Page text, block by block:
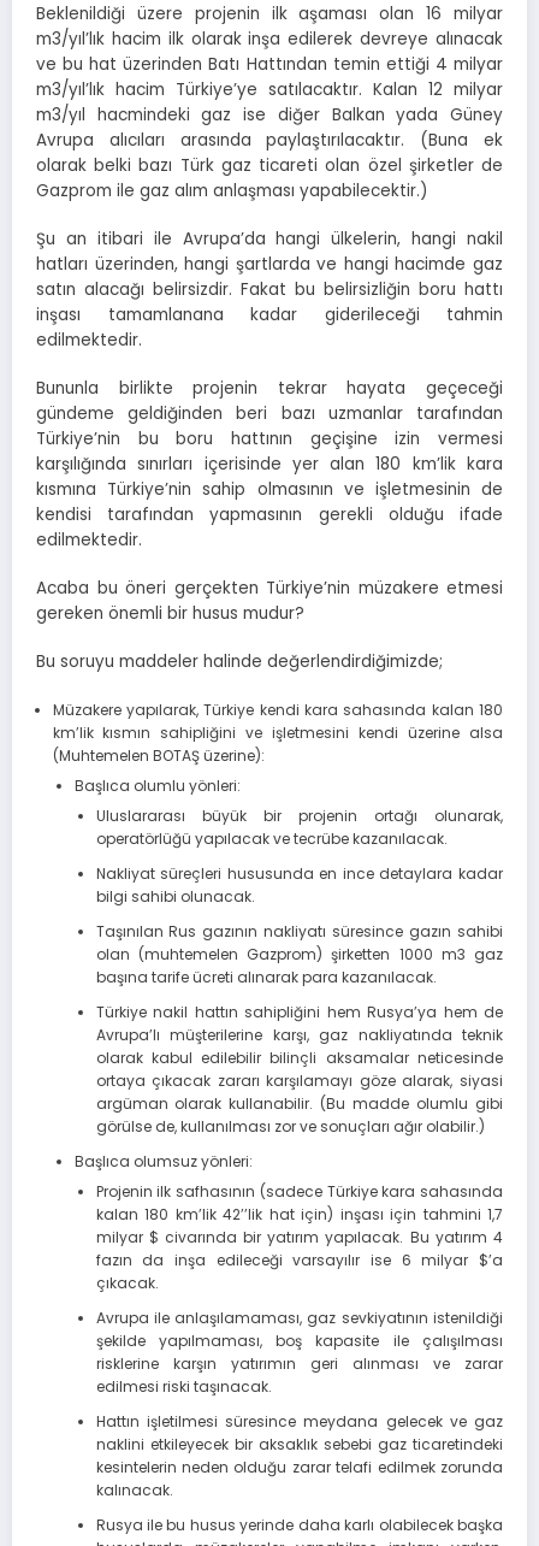
Beklenildiği üzere projenin ilk aşaması olan 16 milyar
m3/yıl’lık hacim ilk olarak inşa edilerek devreye alınacak
ve bu hat üzerinden Batı Hattından temin ettiği 4 milyar
m3/yıl’lık hacim Türkiye’ye satılacaktır. Kalan 12 milyar
m3/yıl hacmindeki gaz ise diğer Balkan yada Güney
Avrupa alıcıları arasında paylaştırılacaktır. (Buna ek
olarak belki bazı Türk gaz ticareti olan özel şirketler de
Gazprom ile gaz alım anlaşması yapabilecektir.)
Şu an itibari ile Avrupa’da hangi ülkelerin, hangi nakil
hatları üzerinden, hangi şartlarda ve hangi hacimde gaz
satın alacağı belirsizdir. Fakat bu belirsizliğin boru hattı
inşası tamamlanana kadar giderileceği tahmin
edilmektedir.
Bununla birlikte projenin tekrar hayata geçeceği
gündeme geldiğinden beri bazı uzmanlar tarafından
Türkiye’nin bu boru hattının geçişine izin vermesi
karşılığında sınırları içerisinde yer alan 180 km’lik kara
kısmına Türkiye’nin sahip olmasının ve işletmesinin de
kendisi tarafından yapmasının gerekli olduğu ifade
edilmektedir.
Acaba bu öneri gerçekten Türkiye’nin müzakere etmesi
gereken önemli bir husus mudur?
Bu soruyu maddeler halinde değerlendirdiğimizde;
Müzakere yapılarak, Türkiye kendi kara sahasında kalan 180
km’lik kısmın sahipliğini ve işletmesini kendi üzerine alsa
(Muhtemelen BOTAŞ üzerine):
Başlıca olumlu yönleri:
Uluslararası büyük bir projenin ortağı olunarak,
operatörlüğü yapılacak ve tecrübe kazanılacak.
Nakliyat süreçleri hususunda en ince detaylara kadar
bilgi sahibi olunacak.
Taşınılan Rus gazının nakliyatı süresince gazın sahibi
olan (muhtemelen Gazprom) şirketten 1000 m3 gaz
başına tarife ücreti alınarak para kazanılacak.
Türkiye nakil hattın sahipliğini hem Rusya’ya hem de
Avrupa’lı müşterilerine karşı, gaz nakliyatında teknik
olarak kabul edilebilir bilinçli aksamalar neticesinde
ortaya çıkacak zararı karşılamayı göze alarak, siyasi
argüman olarak kullanabilir. (Bu madde olumlu gibi
görülse de, kullanılması zor ve sonuçları ağır olabilir.)
Başlıca olumsuz yönleri:
Projenin ilk safhasının (sadece Türkiye kara sahasında
kalan 180 km’lik 42’’lik hat için) inşası için tahmini 1,7
milyar $ civarında bir yatırım yapılacak. Bu yatırım 4
fazın da inşa edileceği varsayılır ise 6 milyar $’a
çıkacak.
Avrupa ile anlaşılamaması, gaz sevkiyatının istenildiği
şekilde yapılmaması, boş kapasite ile çalışılması
risklerine karşın yatırımın geri alınması ve zarar
edilmesi riski taşınacak.
Hattın işletilmesi süresince meydana gelecek ve gaz
naklini etkileyecek bir aksaklık sebebi gaz ticaretindeki
kesintelerin neden olduğu zarar telafi edilmek zorunda
kalınacak.
Rusya ile bu husus yerinde daha karlı olabilecek başka